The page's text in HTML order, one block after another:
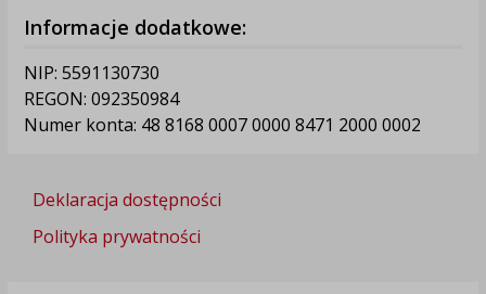
Informacje dodatkowe:
NIP: 5591130730
REGON: 092350984
Numer konta: 48 8168 0007 0000 8471 2000 0002
Deklaracja dostępności
Polityka prywatności